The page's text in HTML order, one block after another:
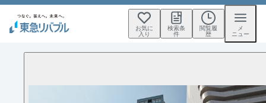
お気に
入り
検索条
件
閲覧履
歴
メ
ニュー